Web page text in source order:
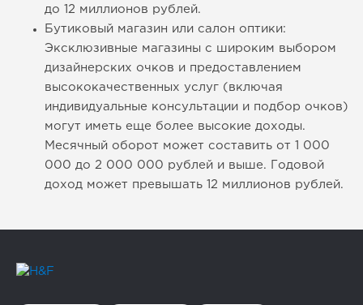
до 12 миллионов рублей.
Бутиковый магазин или салон оптики:
Эксклюзивные магазины с широким выбором
дизайнерских очков и предоставлением
высококачественных услуг (включая
индивидуальные консультации и подбор очков)
могут иметь еще более высокие доходы.
Месячный оборот может составить от 1 000
000 до 2 000 000 рублей и выше. Годовой
доход может превышать 12 миллионов рублей.